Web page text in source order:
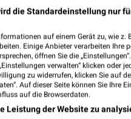
die Standardeinstellung nur
auf einem Gerät zu, wie z.
Einige Anbieter verarbeiten Ihre
öffnen Sie die
verwalten“ klicken oder
zu widerrufen, klicken Sie auf
Auf dieser Seite können Sie Ihre
auf die Browserdaten.
Leistung der Website zu